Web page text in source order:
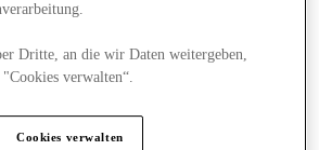
Dritte, an die wir Daten weitergeben,
verwalten“.
Cookies verwalten